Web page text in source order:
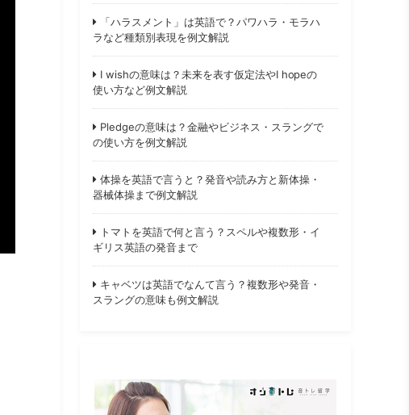
「ハラスメント」は英語で？パワハラ・モラハ
ラなど種類別表現を例文解説
I wishの意味は？未来を表す仮定法やI hopeの
使い方など例文解説
Pledgeの意味は？金融やビジネス・スラングで
の使い方を例文解説
体操を英語で言うと？発音や読み方と新体操・
器械体操まで例文解説
トマトを英語で何と言う？スペルや複数形・イ
ギリス英語の発音まで
キャベツは英語でなんて言う？複数形や発音・
スラングの意味も例文解説